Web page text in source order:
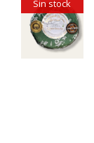
Sin stock